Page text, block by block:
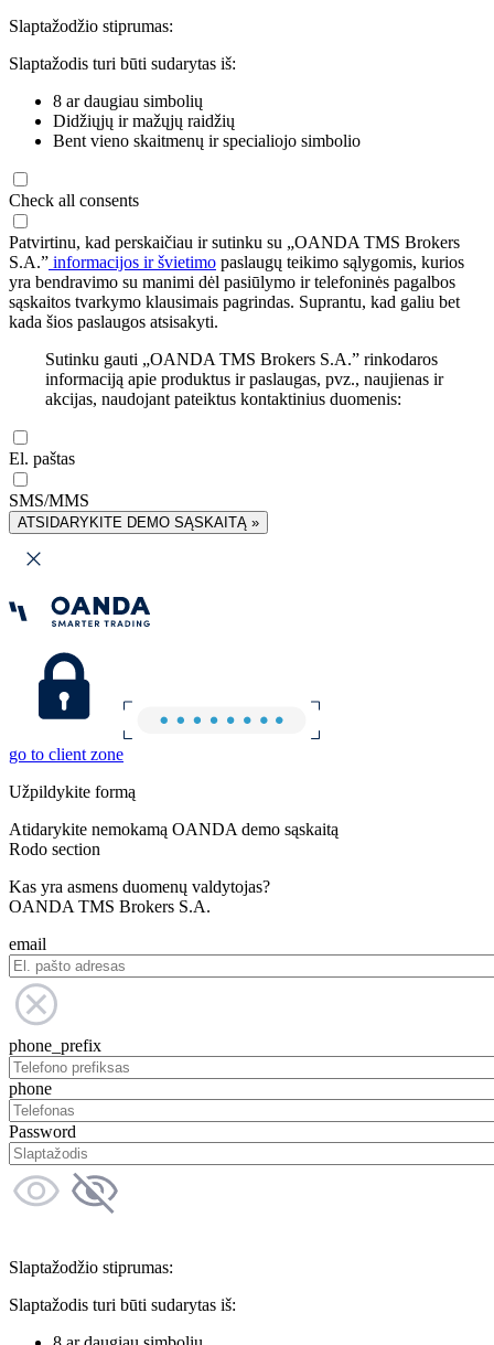
Slaptažodžio stiprumas:
Slaptažodis turi būti sudarytas iš:
8 ar daugiau simbolių
Didžiųjų ir mažųjų raidžių
Bent vieno skaitmenų ir specialiojo simbolio
Check all consents
Patvirtinu, kad perskaičiau ir sutinku su „OANDA TMS Brokers
S.A.” informacijos ir švietimo paslaugų teikimo sąlygomis, kurios
yra bendravimo su manimi dėl pasiūlymo ir telefoninės pagalbos
sąskaitos tvarkymo klausimais pagrindas. Suprantu, kad galiu bet
kada šios paslaugos atsisakyti.
Sutinku gauti „OANDA TMS Brokers S.A.” rinkodaros
informaciją apie produktus ir paslaugas, pvz., naujienas ir
akcijas, naudojant pateiktus kontaktinius duomenis:
El. paštas
SMS/MMS
ATSIDARYKITE DEMO SĄSKAITĄ »
go to client zone
Užpildykite formą
Atidarykite nemokamą OANDA demo sąskaitą
Rodo section
Kas yra asmens duomenų valdytojas?
OANDA TMS Brokers S.A.
email
phone_prefix
phone
Password
Slaptažodžio stiprumas:
Slaptažodis turi būti sudarytas iš: